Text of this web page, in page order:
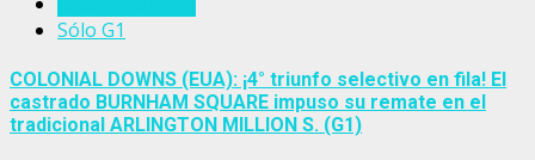
Sólo G1
COLONIAL DOWNS (EUA): ¡4° triunfo selectivo en fila! El
castrado BURNHAM SQUARE impuso su remate en el
tradicional ARLINGTON MILLION S. (G1)